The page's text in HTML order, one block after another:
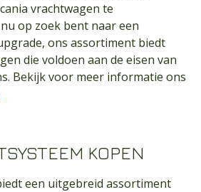
vrachtwagen te
op zoek bent naar een
ons assortiment biedt
die voldoen aan de eisen van
Bekijk voor meer informatie ons
KOPEN
een uitgebreid assortiment